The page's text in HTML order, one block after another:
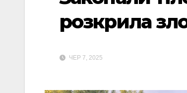
розкрила
ЧЕР 7, 2025